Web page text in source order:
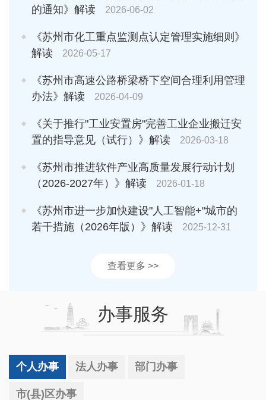
的通知》解读
2026-06-02
《苏州市化工重点监测点认定管理实施细则》
解读
2026-05-17
《苏州市高速公路桥梁桥下空间合理利用管理
办法》解读
2026-04-09
《关于推行"工业安置房"完善工业企业搬迁安
置的指导意见（试行）》解读
2026-03-18
《苏州市推进软件产业高质量发展行动计划
（2026-2027年）》解读
2026-01-18
《苏州市进一步加快建设"人工智能+"城市的
若干措施（2026年版）》解读
2025-12-31
查看更多 >>
办事服务
个人办事 法人办事 部门办事
市(县)区办事